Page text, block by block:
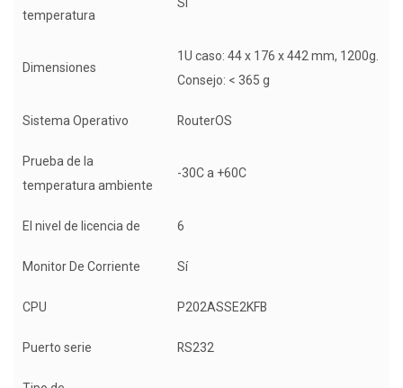
temperatura
Sí
Dimensiones
1U caso: 44 x 176 x 442 mm, 1200g.
Consejo: < 365 g
Sistema Operativo RouterOS
Prueba de la
temperatura ambiente
-30C a +60C
El nivel de licencia de 6
Monitor De Corriente Sí
CPU P202ASSE2KFB
Puerto serie RS232